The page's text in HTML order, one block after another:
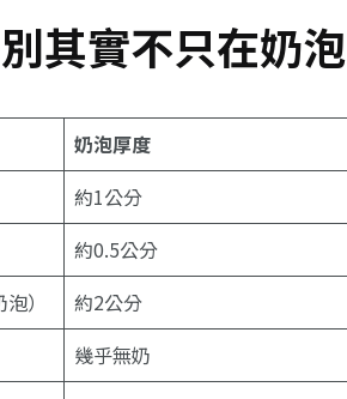
其實不只在奶泡
奶泡厚度
約1公分
約0.5公分
） 約2公分
幾乎無奶